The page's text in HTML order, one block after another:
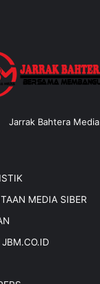
Jarrak Bahtera Media
MEDIA SIBER